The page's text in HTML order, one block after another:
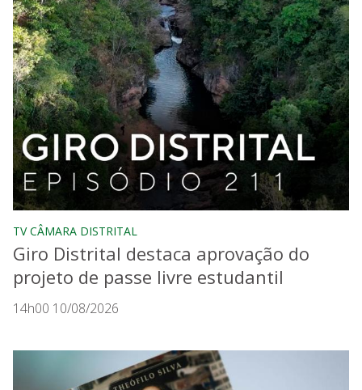
TV CÂMARA DISTRITAL
Giro Distrital destaca aprovação do
projeto de passe livre estudantil
14h00 10/08/2026